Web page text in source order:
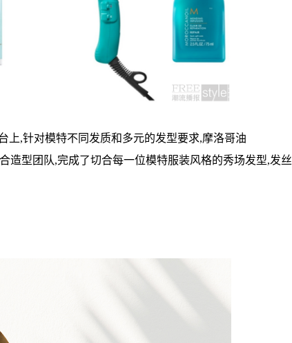
上,针对模特不同发质和多元的发型要求,摩洛哥油
造型团队,完成了切合每一位模特服装风格的秀场发型,发丝